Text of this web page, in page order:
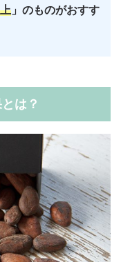
」のものがおすす
は？